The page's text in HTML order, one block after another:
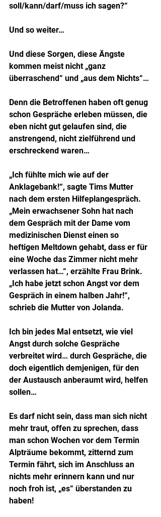
soll/kann/darf/muss ich sagen?“
Und so weiter…
Und diese Sorgen, diese Ängste
kommen meist nicht „ganz
überraschend“ und „aus dem Nichts“…
Denn die Betroffenen haben oft genug
schon Gespräche erleben müssen, die
eben nicht gut gelaufen sind, die
anstrengend, nicht zielführend und
erschreckend waren…
„Ich fühlte mich wie auf der
Anklagebank!“, sagte Tims Mutter
nach dem ersten Hilfeplangespräch.
„Mein erwachsener Sohn hat nach
dem Gespräch mit der Dame vom
medizinischen Dienst einen so
heftigen Meltdown gehabt, dass er für
eine Woche das Zimmer nicht mehr
verlassen hat…“, erzählte Frau Brink.
„Ich habe jetzt schon Angst vor dem
Gespräch in einem halben Jahr!“,
schrieb die Mutter von Jolanda.
Ich bin jedes Mal entsetzt, wie viel
Angst durch solche Gespräche
verbreitet wird… durch Gespräche, die
doch eigentlich demjenigen, für den
der Austausch anberaumt wird, helfen
sollen…
Es darf nicht sein, dass man sich nicht
mehr traut, offen zu sprechen, dass
man schon Wochen vor dem Termin
Alpträume bekommt, zitternd zum
Termin fährt, sich im Anschluss an
nichts mehr erinnern kann und nur
noch froh ist, „es“ überstanden zu
haben!